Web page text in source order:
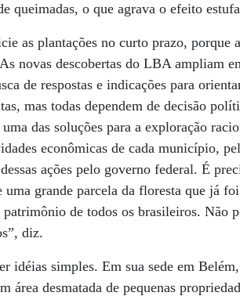
queimadas, o que agrava o efeito
as plantações no curto prazo, porque
novas descobertas do LBA ampliam
de respostas e indicações para
mas todas dependem de decisão
das soluções para a exploração
econômicas de cada município,
ações pelo governo federal. É
grande parcela da floresta que já
de todos os brasileiros. Não
diz.
idéias simples. Em sua sede em
área desmatada de pequenas